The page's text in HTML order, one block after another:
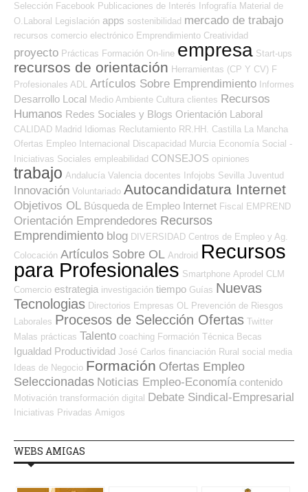
Selección Facebook Publicaciones de Interés Infografía Material de
O.Laboral Legislación apps sostenibilidad mercado de trabajo
recursos comercio electrónico Emprendimiento Creatividad
proyecto Prácticas Formación On-line empresa Start-ups
recursos de orientación Herramientas (CP Y CV) F
Profesionales ADL Artículos Sobre Emprendimiento Informes
Desarrollo Local Medio Ambiente Cultura clientes Recursos
Humanos Redes Sociales y Blogs Orientación Laboral
CALIDAD Madrid Idiomas Reclutamiento RR.HH. Castilla La Mancha
Ofertas Empleo Internacional Discapacidad Murcia Economía Social -
Iniciativas Sociales empleabilidad CONSEJOS opiniones
trabajo Andalucía Valencia docentes Infojobs Sevilla Juventud
Innovación Voluntariado Autocandidatura Internet
Objetivos OL Búsqueda de Empleo Internet Fiscal EMPREND
Orientación Emprendedores Recursos
Emprendimiento blog DIVERSIDAD Centros de Empleo y Ag.
Colocación Artículos Sobre OL Android Recursos
para Profesionales Smartphone Aprodel CLM
Comercio estrategia investigación tiempo Guías Nuevas
Tecnologias Directorios Empresas OL Prevención de Riesgos
Laborales Procesos de Selección Ofertas Twitter
Malas prácticas Talento coaching Formación Técnica Becas
Igualdad Productividad José Carlos financiación Rural social media
Ideas de Negocio Formación Ofertas Empleo
Seleccionadas Noticias Empleo-Economía contenido
Motivación transformación digital Debate Sindical-Empresarial
Iniciativas Privadas Amigos
WEBS AMIGAS